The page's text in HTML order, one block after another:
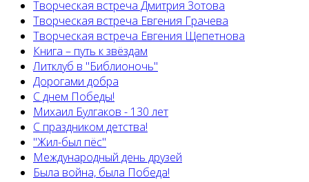
Творческая встреча Дмитрия Зотова
Творческая встреча Евгения Грачева
Творческая встреча Евгения Щепетнова
Книга – путь к звёздам
Литклуб в "Библионочь"
Дорогами добра
С днем Победы!
Михаил Булгаков - 130 лет
С праздником детства!
"Жил-был пёс"
Международный день друзей
Была война, была Победа!